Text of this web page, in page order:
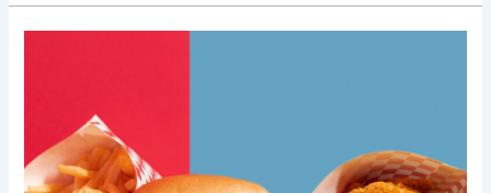
Pemasaran